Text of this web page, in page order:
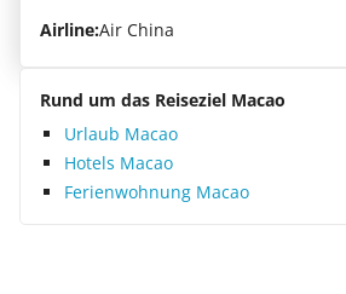
Airline:Air China
Rund um das Reiseziel Macao
Urlaub Macao
Hotels Macao
Ferienwohnung Macao